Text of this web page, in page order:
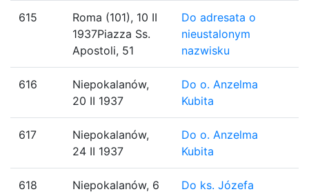
615
Roma (101), 10 II
1937Piazza Ss.
Apostoli, 51
Do adresata o
nieustalonym
nazwisku
616
Niepokalanów,
20 II 1937
Do o. Anzelma
Kubita
617
Niepokalanów,
24 II 1937
Do o. Anzelma
Kubita
618
Niepokalanów, 6
Do ks. Józefa